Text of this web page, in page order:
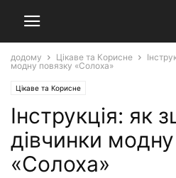
додому Цікаве та Корисне
модну повязку «Солоха»
Цікаве та Корисне
Інструкція: як
дівчинки
«Солоха»